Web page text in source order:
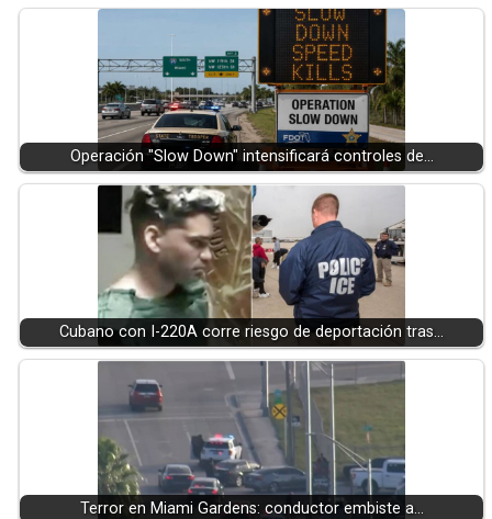
Operación "Slow Down" intensificará controles de…
Cubano con I-220A corre riesgo de deportación tras…
Terror en Miami Gardens: conductor embiste a…